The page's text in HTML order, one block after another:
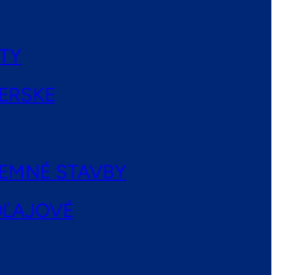
STAVBY